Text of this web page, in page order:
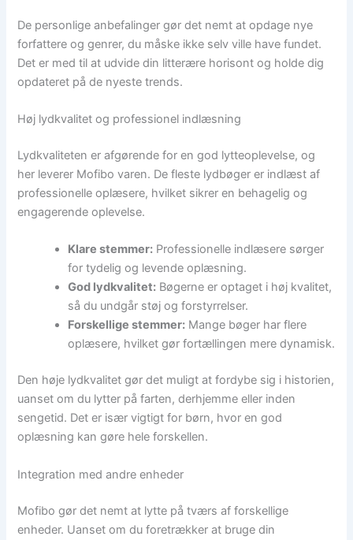
De personlige anbefalinger gør det nemt at opdage nye
forfattere og genrer, du måske ikke selv ville have fundet.
Det er med til at udvide din litterære horisont og holde dig
opdateret på de nyeste trends.
Høj lydkvalitet og professionel indlæsning
Lydkvaliteten er afgørende for en god lytteoplevelse, og
her leverer Mofibo varen. De fleste lydbøger er indlæst af
professionelle oplæsere, hvilket sikrer en behagelig og
engagerende oplevelse.
Klare stemmer: Professionelle indlæsere sørger
for tydelig og levende oplæsning.
God lydkvalitet: Bøgerne er optaget i høj kvalitet,
så du undgår støj og forstyrrelser.
Forskellige stemmer: Mange bøger har flere
oplæsere, hvilket gør fortællingen mere dynamisk.
Den høje lydkvalitet gør det muligt at fordybe sig i historien,
uanset om du lytter på farten, derhjemme eller inden
sengetid. Det er især vigtigt for børn, hvor en god
oplæsning kan gøre hele forskellen.
Integration med andre enheder
Mofibo gør det nemt at lytte på tværs af forskellige
enheder. Uanset om du foretrækker at bruge din